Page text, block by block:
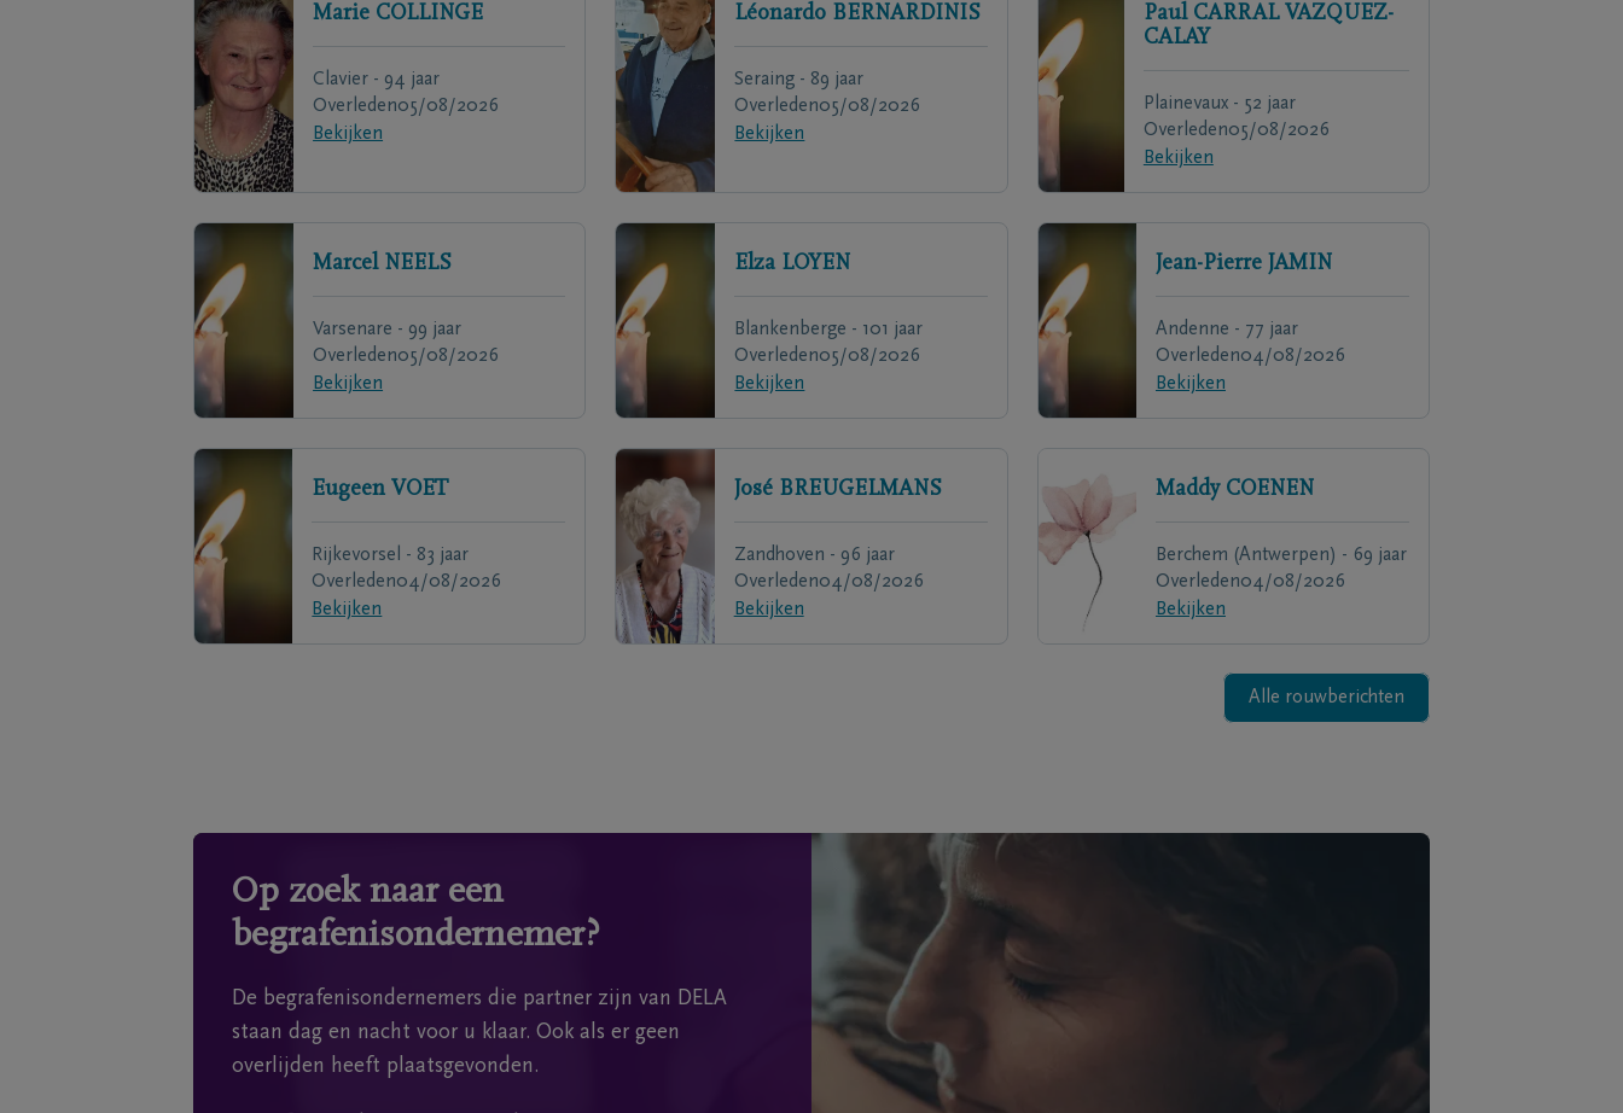
Marie COLLINGE
Clavier - 94 jaar
Overleden05/08/2026
Bekijken
Léonardo BERNARDINIS
Seraing - 89 jaar
Overleden05/08/2026
Bekijken
Paul CARRAL VAZQUEZ-
CALAY
Plainevaux - 52 jaar
Overleden05/08/2026
Bekijken
Marcel NEELS
Varsenare - 99 jaar
Overleden05/08/2026
Bekijken
Elza LOYEN
Blankenberge - 101 jaar
Overleden05/08/2026
Bekijken
Jean-Pierre JAMIN
Andenne - 77 jaar
Overleden04/08/2026
Bekijken
Eugeen VOET
Rijkevorsel - 83 jaar
Overleden04/08/2026
Bekijken
José BREUGELMANS
Zandhoven - 96 jaar
Overleden04/08/2026
Bekijken
Maddy COENEN
Berchem (Antwerpen) - 69 jaar
Overleden04/08/2026
Bekijken
Alle rouwberichten
Op zoek naar een
begrafenisondernemer?
De begrafenisondernemers die partner zijn van DELA
staan dag en nacht voor u klaar. Ook als er geen
overlijden heeft plaatsgevonden.